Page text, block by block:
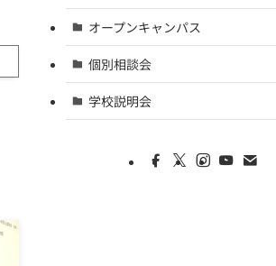
オープンキャンパス
個別相談会
学校説明会